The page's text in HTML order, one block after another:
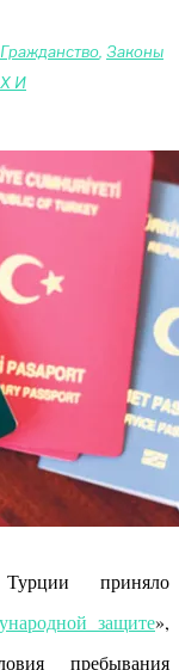
Законы
И
защите»,
пребывания